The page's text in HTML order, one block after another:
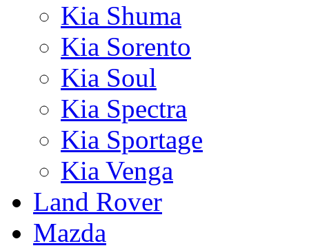
Kia Shuma
Kia Sorento
Kia Soul
Kia Spectra
Kia Sportage
Kia Venga
Land Rover
Mazda